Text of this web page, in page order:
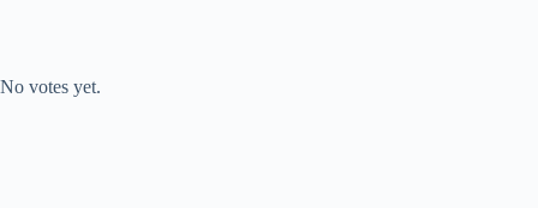
No votes yet.